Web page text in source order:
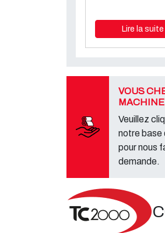
Lire la suite
VOUS
Veuillez
notre base
pour nous
demande.